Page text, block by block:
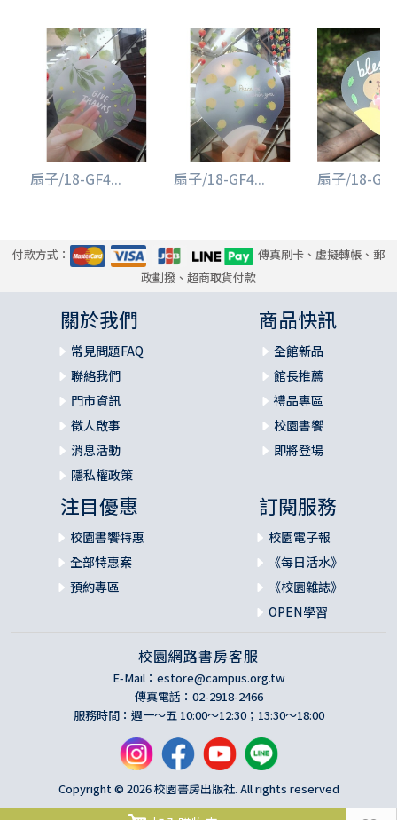
扇子/18-GF4... 扇子/18-GF4... 扇子/18-
付款方式：
傳真刷卡、虛擬轉帳、郵
政劃撥、超商取貨付款
關於我們
常見問題FAQ
聯絡我們
門市資訊
徵人啟事
消息活動
隱私權政策
商品快訊
全館新品
館長推薦
禮品專區
校園書饗
即將登場
注目優惠
校園書饗特惠
全部特惠案
預約專區
訂閱服務
校園電子報
《每日活水》
《校園雜誌》
OPEN學習
校園網路書房客服
E-Mail： estore@campus.org.tw
傳真電話：02-2918-2466
服務時間：週一～五 10:00～12:30；13:30～18:00
Copyright © 2026 校園書房出版社. All rights reserved